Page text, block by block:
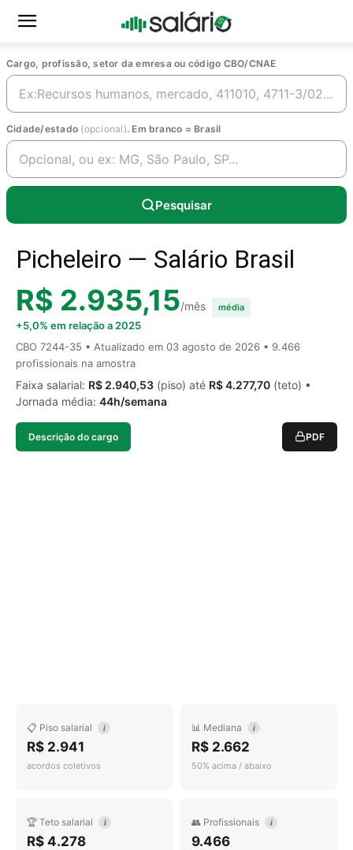
Cargo, profissão, setor da emresa ou código CBO/CNAE
Cidade/estado (opcional). Em branco = Brasil
Pesquisar
Picheleiro — Salário Brasil
R$ 2.935,15/mês média
+5,0% em relação a 2025
CBO 7244-35 • Atualizado em 03 agosto de 2026 • 9.466
profissionais na amostra
Faixa salarial: R$ 2.940,53 (piso) até R$ 4.277,70 (teto) •
Jornada média: 44h/semana
Descrição do cargo PDF
📋 Piso salarial i
R$ 2.941
acordos coletivos
📊 Mediana i
R$ 2.662
50% acima / abaixo
🏆 Teto salarial i
R$ 4.278
👥 Profissionais i
9.466